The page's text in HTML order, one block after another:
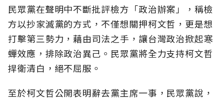
民眾黨在聲明中不斷批評檢方「政治辦案」，稱檢
方以抄家滅黨的方式，不僅想關押柯文哲，更是想
打擊第三勢力，藉由司法之手，讓台灣政治掀起寒
蟬效應，排除政治異己。民眾黨將全力支持柯文哲
捍衛清白，絕不屈服。
至於柯文哲公開表明辭去黨主席一事，民眾黨說，